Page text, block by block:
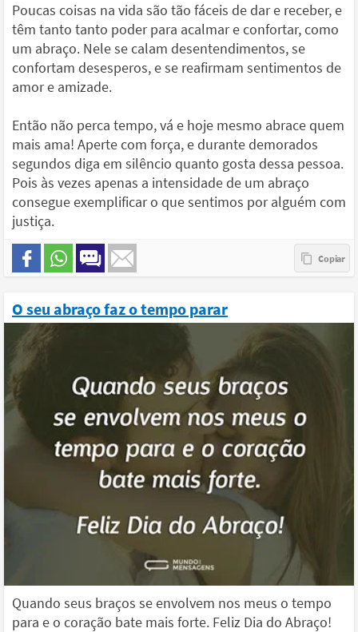
Poucas coisas na vida são tão fáceis de dar e receber, e
têm tanto tanto poder para acalmar e confortar, como
um abraço. Nele se calam desentendimentos, se
confortam desesperos, e se reafirmam sentimentos de
amor e amizade.
Então não perca tempo, vá e hoje mesmo abrace quem
mais ama! Aperte com força, e durante demorados
segundos diga em silêncio quanto gosta dessa pessoa.
Pois às vezes apenas a intensidade de um abraço
consegue exemplificar o que sentimos por alguém com
justiça.
O seu abraço faz o tempo parar
Quando seus braços se envolvem nos meus o tempo
para e o coração bate mais forte. Feliz Dia do Abraço!